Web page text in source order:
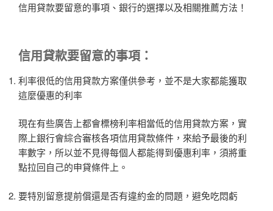
信用貸款要留意的事項、銀行的選擇以及相關推薦方法！
信用貸款要留意的事項：
利率很低的信用貸款方案僅供參考，並不是大家都能獲取
這麼優惠的利率
現在有些廣告上都會標榜利率相當低的信用貸款方案，實
際上銀行會綜合審核各項信用貸款條件，來給予最後的利
率數字，所以並不見得每個人都能得到優惠利率，須將重
點拉回自己的申貸條件上。
要特別留意提前償還是否有違約金的問題，避免吃悶虧